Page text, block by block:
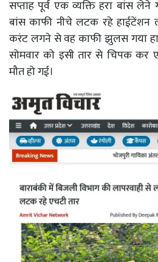
सप्ताह पूर्व एक व्यक्ति हरा बांस
बांस काफी नीचे लटक रहे
करंट लगने से वह काफी झुलस गया
सोमवार को इसी तार से चिपक कर
मौत हो गई।